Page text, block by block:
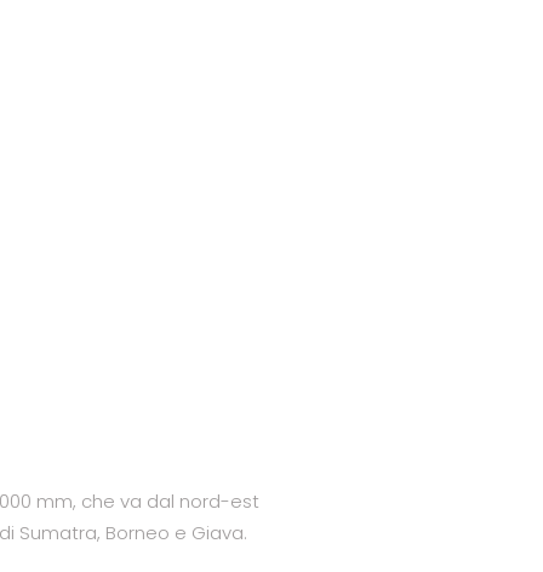
mm, che va dal nord-est
Sumatra, Borneo e Giava.